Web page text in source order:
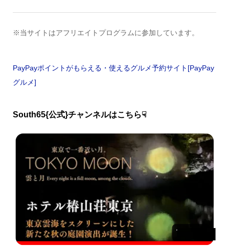
※当サイトはアフリエイトプログラムに参加しています。
PayPayポイントがもらえる・使えるグルメ予約サイト[PayPay
グルメ]
South65{公式}チャンネルはこちら☟